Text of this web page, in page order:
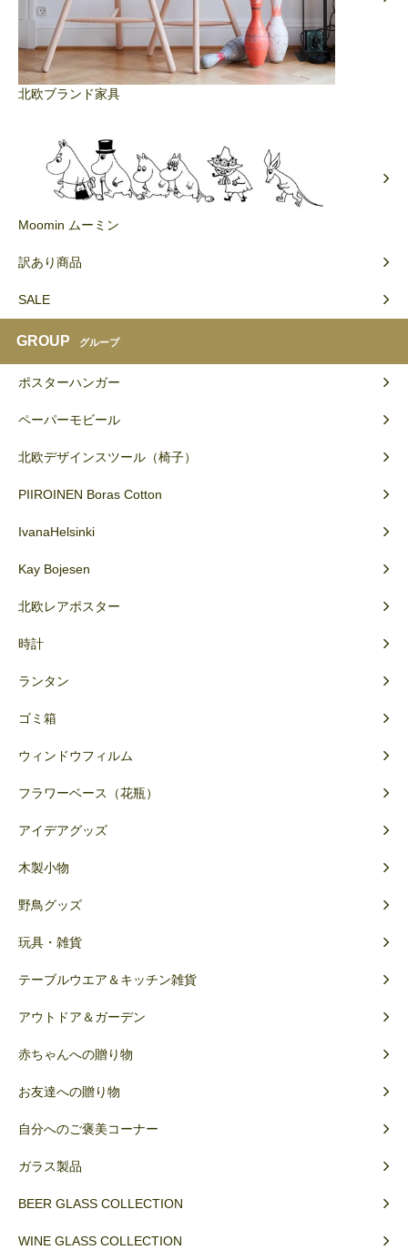
北欧ブランド家具
Moomin ムーミン
訳あり商品
SALE
GROUP グループ
ポスターハンガー
ペーパーモビール
北欧デザインスツール（椅子）
PIIROINEN Boras Cotton
IvanaHelsinki
Kay Bojesen
北欧レアポスター
時計
ランタン
ゴミ箱
ウィンドウフィルム
フラワーベース（花瓶）
アイデアグッズ
木製小物
野鳥グッズ
玩具・雑貨
テーブルウエア＆キッチン雑貨
アウトドア＆ガーデン
赤ちゃんへの贈り物
お友達への贈り物
自分へのご褒美コーナー
ガラス製品
BEER GLASS COLLECTION
WINE GLASS COLLECTION